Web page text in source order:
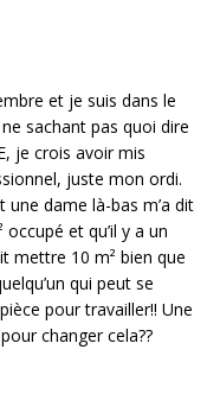
et je suis dans le
sachant pas quoi dire
je crois avoir mis
juste mon ordi.
une dame là-bas m’a dit
et qu’il y a un
mettre 10 m² bien que
qui peut se
pour travailler!! Une
changer cela??